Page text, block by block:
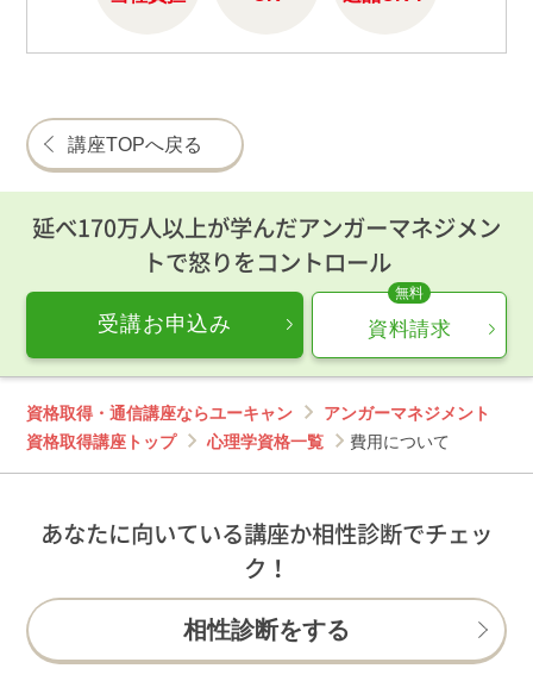
講座TOPへ戻る
延べ170万人以上が学んだアンガーマネジメン
トで怒りをコントロール
受講お申込み 資料請求
資格取得・通信講座ならユーキャン
アンガーマネジメント
資格取得講座トップ
心理学資格一覧 費用について
あなたに向いている講座か相性診断でチェッ
ク！
相性診断をする